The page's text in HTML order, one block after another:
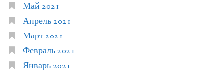
Май 2021
Апрель 2021
Март 2021
Февраль 2021
Январь 2021